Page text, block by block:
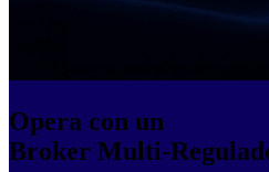
Opera con un
Broker Multi-